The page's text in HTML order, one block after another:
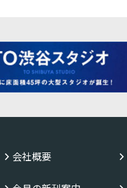
会社概要